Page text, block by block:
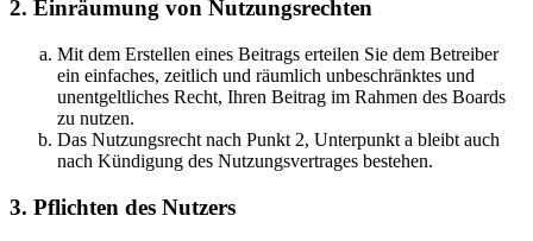
2. Einräumung von Nutzungsrechten
Mit dem Erstellen eines Beitrags erteilen Sie dem Betreiber
ein einfaches, zeitlich und räumlich unbeschränktes und
unentgeltliches Recht, Ihren Beitrag im Rahmen des Boards
zu nutzen.
Das Nutzungsrecht nach Punkt 2, Unterpunkt a bleibt auch
nach Kündigung des Nutzungsvertrages bestehen.
3. Pflichten des Nutzers